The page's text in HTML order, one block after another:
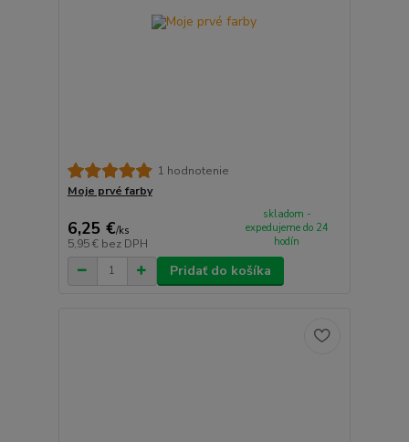
1 hodnotenie
Moje prvé farby
6,25 €/ks
5,95 € bez DPH
skladom -
expedujeme do 24
hodín
Pridať do košíka